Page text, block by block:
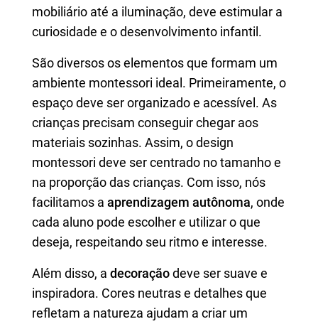
mobiliário até a iluminação, deve estimular a
curiosidade e o desenvolvimento infantil.
São diversos os elementos que formam um
ambiente montessori ideal. Primeiramente, o
espaço deve ser organizado e acessível. As
crianças precisam conseguir chegar aos
materiais sozinhas. Assim, o design
montessori deve ser centrado no tamanho e
na proporção das crianças. Com isso, nós
facilitamos a aprendizagem autônoma, onde
cada aluno pode escolher e utilizar o que
deseja, respeitando seu ritmo e interesse.
Além disso, a decoraçãodeve ser suave e
inspiradora. Cores neutras e detalhes que
refletam a natureza ajudam a criar um